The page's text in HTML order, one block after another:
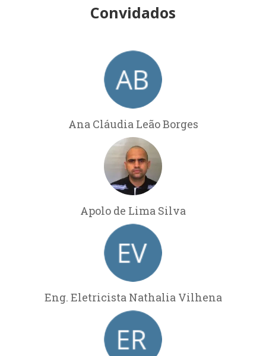
Convidados
Ana Cláudia Leão Borges
Apolo de Lima Silva
Eng. Eletricista Nathalia Vilhena